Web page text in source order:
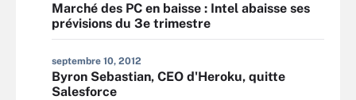
Marché des PC en baisse : Intel abaisse ses
prévisions du 3e trimestre
septembre 10, 2012
Byron Sebastian, CEO d'Heroku, quitte
Salesforce